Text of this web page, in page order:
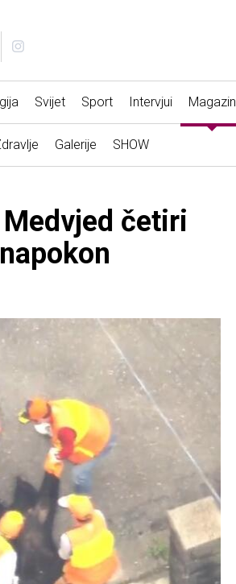
Svijet Sport Intervjui Magazin
Galerije SHOW
četiri